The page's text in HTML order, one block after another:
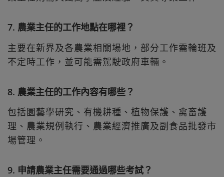
7. 農業主任的工作地點在哪裡？
主要在新界及各農業相關場地，部分工作需輪班及
不定時工作，並可能需駕駛政府車輛。
8. 農業主任的工作內容有哪些？
包括園藝學研究、有機耕種、植物保護、禽畜護
理、農業規例執行、農業經濟推廣及副食品批發市
場管理。
9. 申請農業主任需要通過哪些考試？